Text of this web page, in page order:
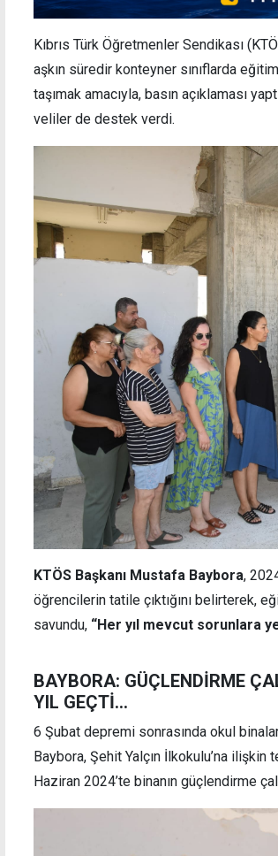
Kıbrıs Türk Öğretmenler Sendikası
aşkın süredir konteyner sınıflarda
taşımak amacıyla, basın açıklaması
veliler de destek verdi.
KTÖS Başkanı Mustafa Baybora,
öğrencilerin tatile çıktığını belirterek,
savundu, “Her yıl mevcut sorunlara
BAYBORA: GÜÇLENDİRME
YIL GEÇTİ...
6 Şubat depremi sonrasında okul
Baybora, Şehit Yalçın İlkokulu’na ilişkin
Haziran 2024’te binanın güçlendirme
Ebeveynler için Güvenli İnternet
yayında